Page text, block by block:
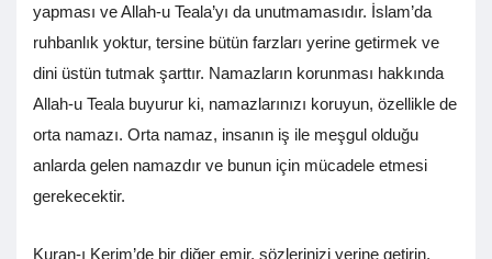
yapması ve Allah-u Teala’yı da unutmamasıdır. İslam’da
ruhbanlık yoktur, tersine bütün farzları yerine getirmek ve
dini üstün tutmak şarttır. Namazların korunması hakkında
Allah-u Teala buyurur ki, namazlarınızı koruyun, özellikle de
orta namazı. Orta namaz, insanın iş ile meşgul olduğu
anlarda gelen namazdır ve bunun için mücadele etmesi
gerekecektir.
Kuran-ı Kerim’de bir diğer emir, sözlerinizi yerine getirin,